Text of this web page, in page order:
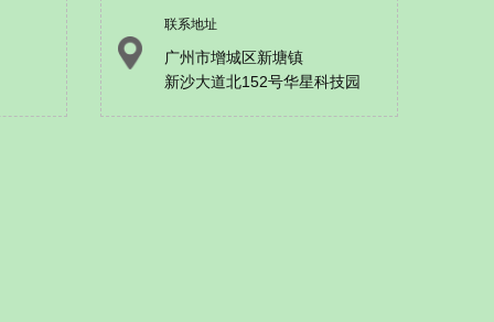
联系地址
广州市增城区新塘镇
新沙大道北152号华星科技园